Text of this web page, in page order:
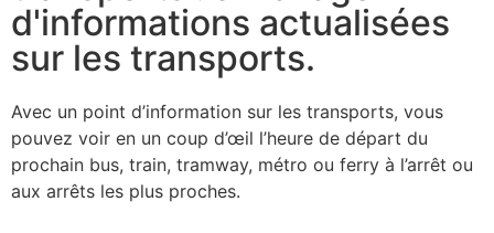
d'informations actualisées
sur les transports.
Avec un point d’information sur les transports, vous
pouvez voir en un coup d’œil l’heure de départ du
prochain bus, train, tramway, métro ou ferry à l’arrêt ou
aux arrêts les plus proches.